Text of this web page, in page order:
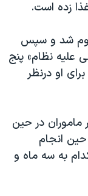
زندان محکوم شد و سپس
علیه نظام» پنج
او درنظر
ماموران در حین
انجام
به سه ماه و